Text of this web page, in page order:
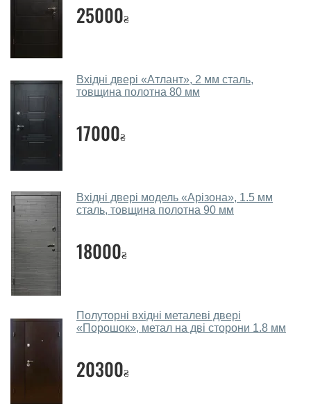
Так. Ми консультуємо покупців
Які двері вхідні порадите?
параметрів, бюджету та інших факторів. Підбір
вхідних дверей проводиться індивідуально для
кожного відвідувача.
Так, робимо. Наші фахівці можуть зробити замір та
консультацію на виїзді. Кожен співробітник має із
собою каталоги кольорів та візерунків. Після виміру та
консультації Ви можете оформити заявку, не
відвідуючи наш офіс.
Виклик замірника-консультанта коштує 450 грн.
25000₴
Вхідні двері «Атлант», 2 мм сталь,
товщина полотна 80 мм
17000₴
Вхідні двері модель «Арізона», 1.5 мм
сталь, товщина полотна 90 мм
18000₴
Полуторні вхідні металеві двері
«Порошок», метал на дві сторони 1.8 мм
20300₴